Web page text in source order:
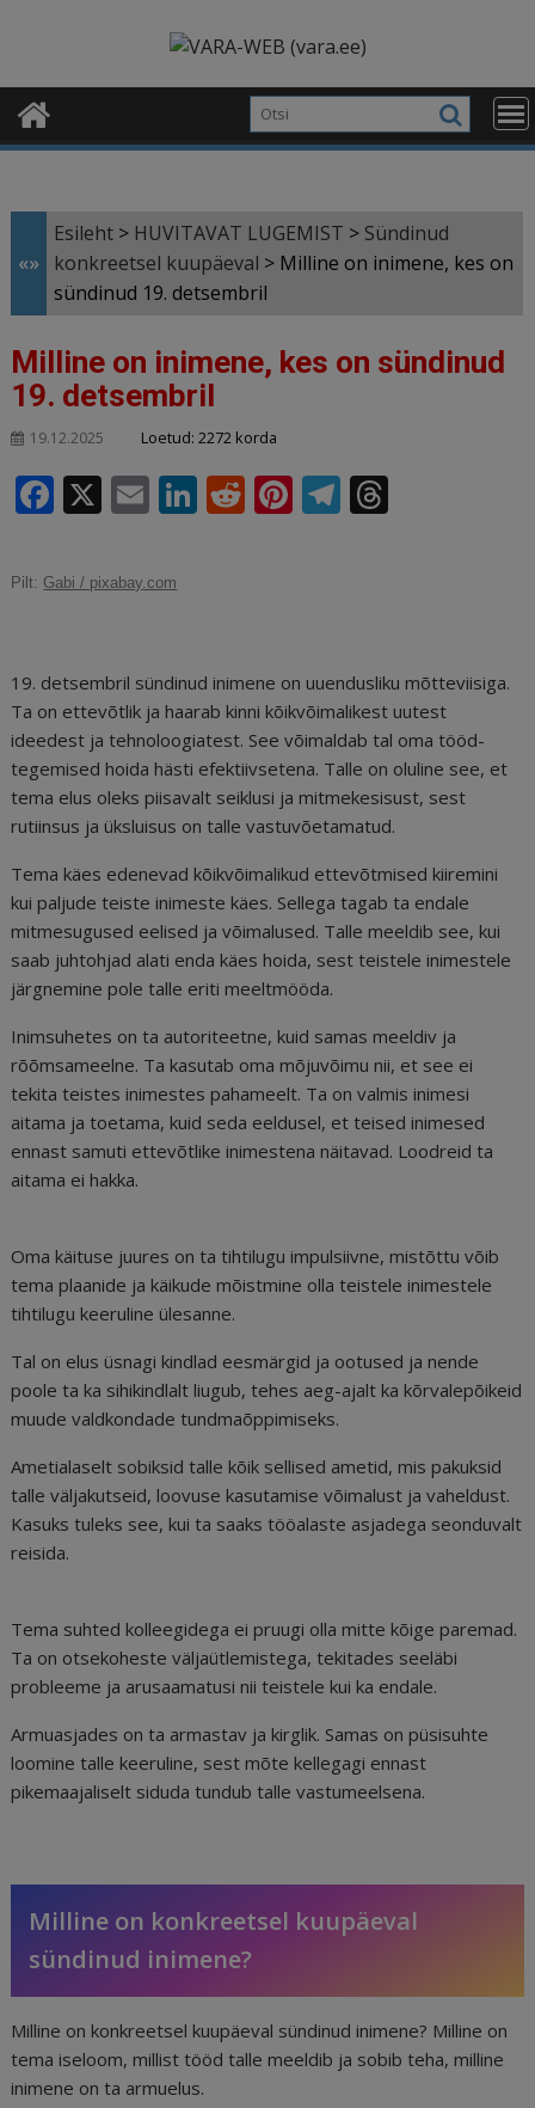
«»
Esileht > HUVITAVAT LUGEMIST > Sündinud
konkreetsel kuupäeval > Milline on inimene, kes on
sündinud 19. detsembril
Milline on inimene, kes on sündinud
19. detsembril
19.12.2025 Loetud: 2272 korda
F
c
o
o
k
X E
ai
Li
n
R Pi
st
T
m d
s
Pilt: Gabi / pixabay.com
19. detsembril sündinud inimene on uuendusliku mõtteviisiga.
Ta on ettevõtlik ja haarab kinni kõikvõimalikest uutest
ideedest ja tehnoloogiatest. See võimaldab tal oma tööd-
tegemised hoida hästi efektiivsetena. Talle on oluline see, et
tema elus oleks piisavalt seiklusi ja mitmekesisust, sest
rutiinsus ja üksluisus on talle vastuvõetamatud.
Tema käes edenevad kõikvõimalikud ettevõtmised kiiremini
kui paljude teiste inimeste käes. Sellega tagab ta endale
mitmesugused eelised ja võimalused. Talle meeldib see, kui
saab juhtohjad alati enda käes hoida, sest teistele inimestele
järgnemine pole talle eriti meeltmööda.
Inimsuhetes on ta autoriteetne, kuid samas meeldiv ja
rõõmsameelne. Ta kasutab oma mõjuvõimu nii, et see ei
tekita teistes inimestes pahameelt. Ta on valmis inimesi
aitama ja toetama, kuid seda eeldusel, et teised inimesed
ennast samuti ettevõtlike inimestena näitavad. Loodreid ta
aitama ei hakka.
Oma käituse juures on ta tihtilugu impulsiivne, mistõttu võib
tema plaanide ja käikude mõistmine olla teistele inimestele
tihtilugu keeruline ülesanne.
Tal on elus üsnagi kindlad eesmärgid ja ootused ja nende
poole ta ka sihikindlalt liugub, tehes aeg-ajalt ka kõrvalepõikeid
muude valdkondade tundmaõppimiseks.
Ametialaselt sobiksid talle kõik sellised ametid, mis pakuksid
talle väljakutseid, loovuse kasutamise võimalust ja vaheldust.
Kasuks tuleks see, kui ta saaks tööalaste asjadega seonduvalt
reisida.
Tema suhted kolleegidega ei pruugi olla mitte kõige paremad.
Ta on otsekoheste väljaütlemistega, tekitades seeläbi
probleeme ja arusaamatusi nii teistele kui ka endale.
Armuasjades on ta armastav ja kirglik. Samas on püsisuhte
loomine talle keeruline, sest mõte kellegagi ennast
pikemaajaliselt siduda tundub talle vastumeelsena.
Milline on konkreetsel kuupäeval
sündinud inimene?
Milline on konkreetsel kuupäeval sündinud inimene? Milline on
tema iseloom, millist tööd talle meeldib ja sobib teha, milline
inimene on ta armuelus.